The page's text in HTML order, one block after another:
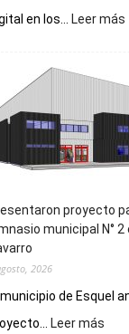
en los...
Leer más
proyecto
municipal N° 2
2026
municipio de Esquel
Leer más